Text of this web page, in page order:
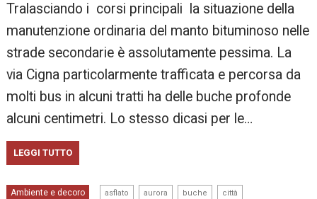
Tralasciando i corsi principali la situazione della
manutenzione ordinaria del manto bituminoso nelle
strade secondarie è assolutamente pessima. La
via Cigna particolarmente trafficata e percorsa da
molti bus in alcuni tratti ha delle buche profonde
alcuni centimetri. Lo stesso dicasi per le…
LEGGI TUTTO
Ambiente e decoro asflato aurora buche città